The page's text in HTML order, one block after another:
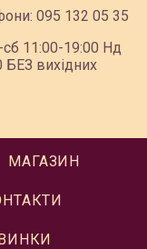
095 132 05 35
11:00-19:00 Нд
БЕЗ вихідних
МАГАЗИН